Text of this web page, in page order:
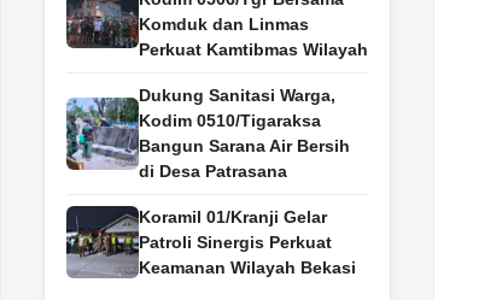
Komduk dan Linmas
Perkuat Kamtibmas Wilayah
Dukung Sanitasi Warga,
Kodim 0510/Tigaraksa
Bangun Sarana Air Bersih
di Desa Patrasana
Koramil 01/Kranji Gelar
Patroli Sinergis Perkuat
Keamanan Wilayah Bekasi